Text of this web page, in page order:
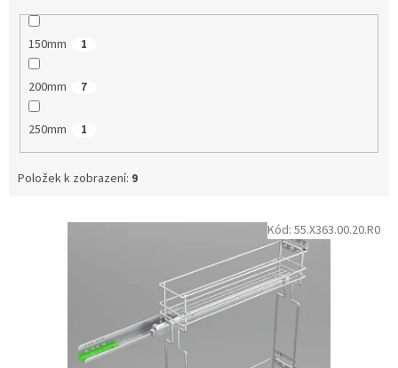
150mm 1
200mm 7
250mm 1
Položek k zobrazení: 9
Kód: 55.X363.00.20.R0